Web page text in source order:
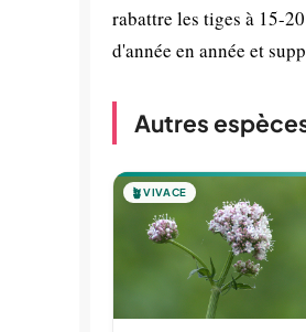
rabattre les tiges à 15-
d'année en année et
Autres
🪴VIVACE